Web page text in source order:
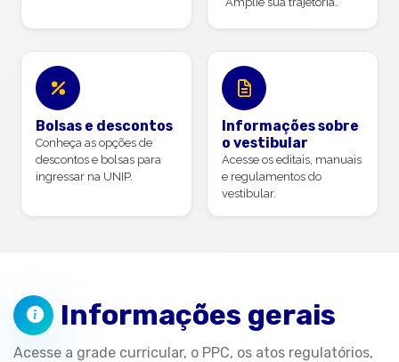
Bolsas e descontos
Conheça as opções de
descontos e bolsas para
ingressar na UNIP.
Informações sobre
o vestibular
Acesse os editais, manuais
e regulamentos do
vestibular.
Informações gerais
Acesse a grade curricular, o PPC, os atos regulatórios,